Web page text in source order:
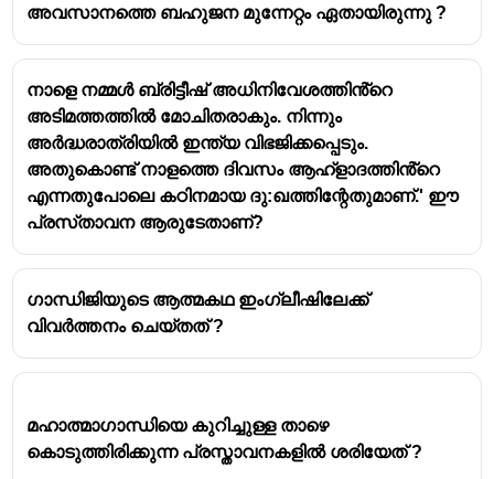
പ്രധാനപ്പെട്ട വിവരങ്ങൾ:
ഗ്രാമത്തിൽ,特别ഗാന്ധിജി ആശ്രയിച്ച
പ്രദേശമാണ്.
പുതിയ നികുതികൾ : ബ്രിട്ടീഷ് ഭരണത്ത്
ഖേഡാ കർഷകർ, ഗോതമ്പ് ഉല്പാദനത്തിൽ
വലിയ നികുതികൾ നയിച്ചു, അത്
കർഷകർക്കും സാമ്പത്തിക
ബുദ്ധിമുട്ടുകൾക്കും കാരണമായിരുന്നു.
ഗാന്ധിജിയുടെ സമീപനം : ഗാന്ധിജി
കർഷകരുടെ അവകാശങ്ങൾ പൂർണ്ണമായും
സമരത്തിന്റെ ആവശ്യങ്ങൾ:
കർഷകർക്ക് അനുയായമായ നികുതി
അവസാനത്തെ ബഹുജന മുന്നേറ്റം ഏതായിരുന്നു ?
നാളെ നമ്മൾ ബ്രിട്ടീഷ് അധിനിവേശത്തിൻ്റെ
അടിമത്തത്തിൽ മോചിതരാകും. നിന്നും
അർദ്ധരാത്രിയിൽ ഇന്ത്യ വിഭജിക്കപ്പെടും.
അതുകൊണ്ട് നാളത്തെ ദിവസം ആഹ്ളാദത്തിൻ്റെ
എന്നതുപോലെ കഠിനമായ ദു:ഖത്തിന്റേതുമാണ്.' ഈ
പ്രസ്‌താവന ആരുടേതാണ്?
ഗാന്ധിജിയുടെ ആത്മകഥ ഇംഗ്ലീഷിലേക്ക്
വിവർത്തനം ചെയ്തത് ?
മഹാത്മാഗാന്ധിയെ കുറിച്ചുള്ള താഴെ
കൊടുത്തിരിക്കുന്ന പ്രസ്താവനകളിൽ ശരിയേത് ?